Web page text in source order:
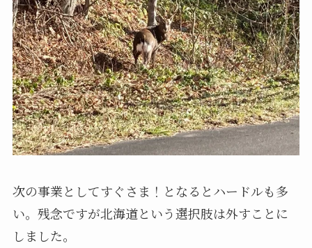
次の事業としてすぐさま！となるとハードルも多
い。残念ですが北海道という選択肢は外すことに
しました。